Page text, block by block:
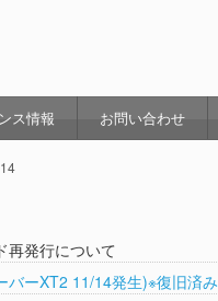
ス情報 お問い合わせ
再発行について
バーXT2 11/14発生)※復旧済み